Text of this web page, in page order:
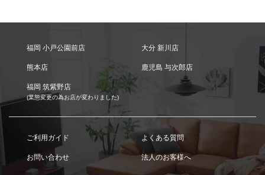
福岡 小戸公園前店 大分 新川店
熊本店 鹿児島 与次郎店
福岡 筑紫野店
(業態変更の為お店が変わりました)
ご利用ガイド よくある質問
お問い合わせ 法人のお客様へ